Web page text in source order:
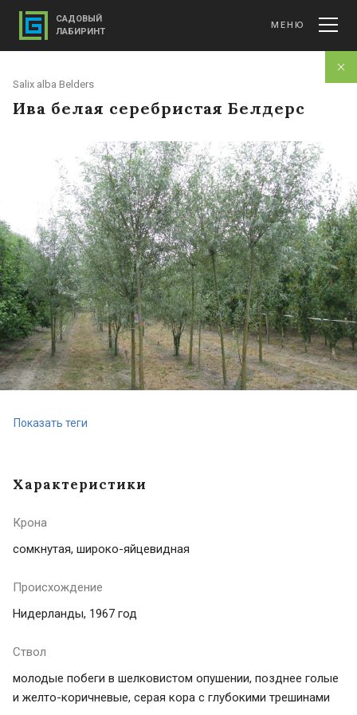
Salix alba Belders
Ива белая серебристая Белдерс
Показать теги
Характеристики
Крона
сомкнутая, широко-яйцевидная
Происхождение
Нидерланды, 1967 год
Ствол
молодые побеги в шелковистом опушении, позднее голые
и желто-коричневые, серая кора с глубокими трешинами
САДОВЫЙ
ЛАБИРИНТ
МЕНЮ